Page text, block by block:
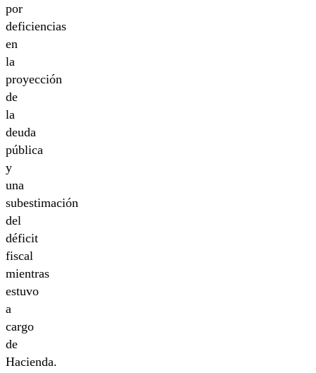
por
deficiencias
en
la
proyección
de
la
deuda
pública
y
una
subestimación
del
déficit
fiscal
mientras
estuvo
a
cargo
de
Hacienda.